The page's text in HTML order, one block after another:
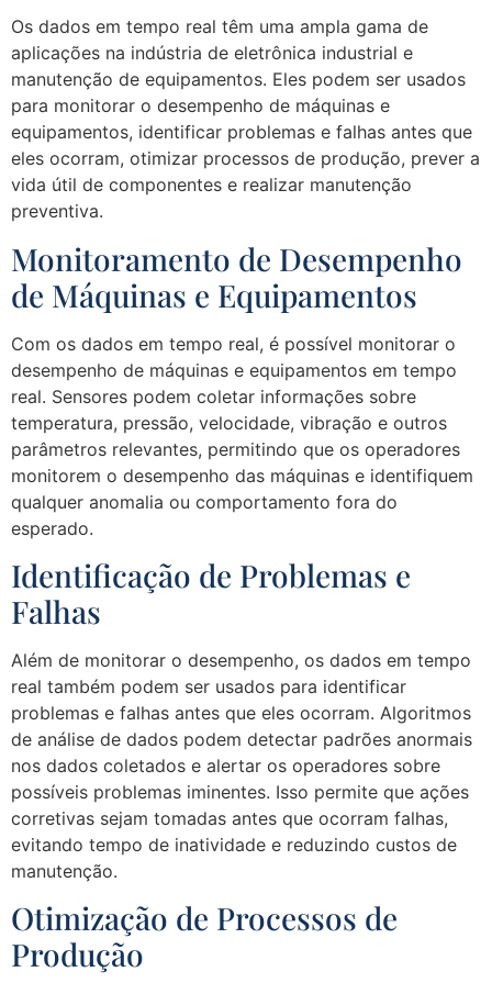
Os dados em tempo real têm uma ampla gama de
aplicações na indústria de eletrônica industrial e
manutenção de equipamentos. Eles podem ser usados
para monitorar o desempenho de máquinas e
equipamentos, identificar problemas e falhas antes que
eles ocorram, otimizar processos de produção, prever a
vida útil de componentes e realizar manutenção
preventiva.
Monitoramento de Desempenho
de Máquinas e Equipamentos
Com os dados em tempo real, é possível monitorar o
desempenho de máquinas e equipamentos em tempo
real. Sensores podem coletar informações sobre
temperatura, pressão, velocidade, vibração e outros
parâmetros relevantes, permitindo que os operadores
monitorem o desempenho das máquinas e identifiquem
qualquer anomalia ou comportamento fora do
esperado.
Identificação de Problemas e
Falhas
Além de monitorar o desempenho, os dados em tempo
real também podem ser usados para identificar
problemas e falhas antes que eles ocorram. Algoritmos
de análise de dados podem detectar padrões anormais
nos dados coletados e alertar os operadores sobre
possíveis problemas iminentes. Isso permite que ações
corretivas sejam tomadas antes que ocorram falhas,
evitando tempo de inatividade e reduzindo custos de
manutenção.
Otimização de Processos de
Produção